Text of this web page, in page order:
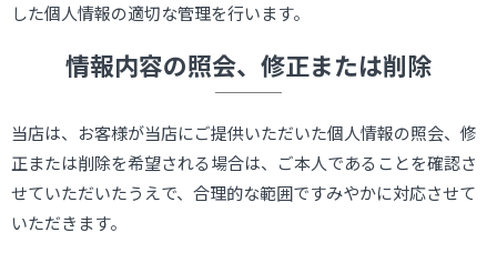
した個人情報の適切な管理を行います。
情報内容の照会、修正または削除
当店は、お客様が当店にご提供いただいた個人情報の照会、修
正または削除を希望される場合は、ご本人であることを確認さ
せていただいたうえで、合理的な範囲ですみやかに対応させて
いただきます。